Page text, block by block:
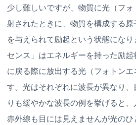
少し難しいですが、物質に光（フ
射されたときに、物質を構成する
を与えられて励起という状態にな
センス」はエネルギーを持った励
に戻る際に放出する光（フォトン
す。光はそれぞれに波長が異なり
りも緩やかな波長の例を挙げると
赤外線も目には見えませんが光の